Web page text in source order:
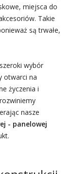
miejsca do
Takie
są trwałe,
wybór
otwarci na
życzenia i
nasze
- panelowej